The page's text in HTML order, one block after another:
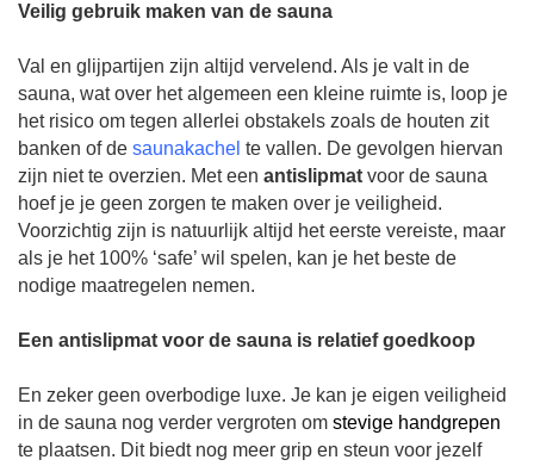
Veilig gebruik maken van de sauna
Val en glijpartijen zijn altijd vervelend. Als je valt in de
sauna, wat over het algemeen een kleine ruimte is, loop je
het risico om tegen allerlei obstakels zoals de houten zit
banken of de saunakachel te vallen. De gevolgen hiervan
zijn niet te overzien. Met een antislipmat voor de sauna
hoef je je geen zorgen te maken over je veiligheid.
Voorzichtig zijn is natuurlijk altijd het eerste vereiste, maar
als je het 100% ‘safe’ wil spelen, kan je het beste de
nodige maatregelen nemen.
Een antislipmat voor de sauna is relatief goedkoop
En zeker geen overbodige luxe. Je kan je eigen veiligheid
in de sauna nog verder vergroten om stevige handgrepen
te plaatsen. Dit biedt nog meer grip en steun voor jezelf